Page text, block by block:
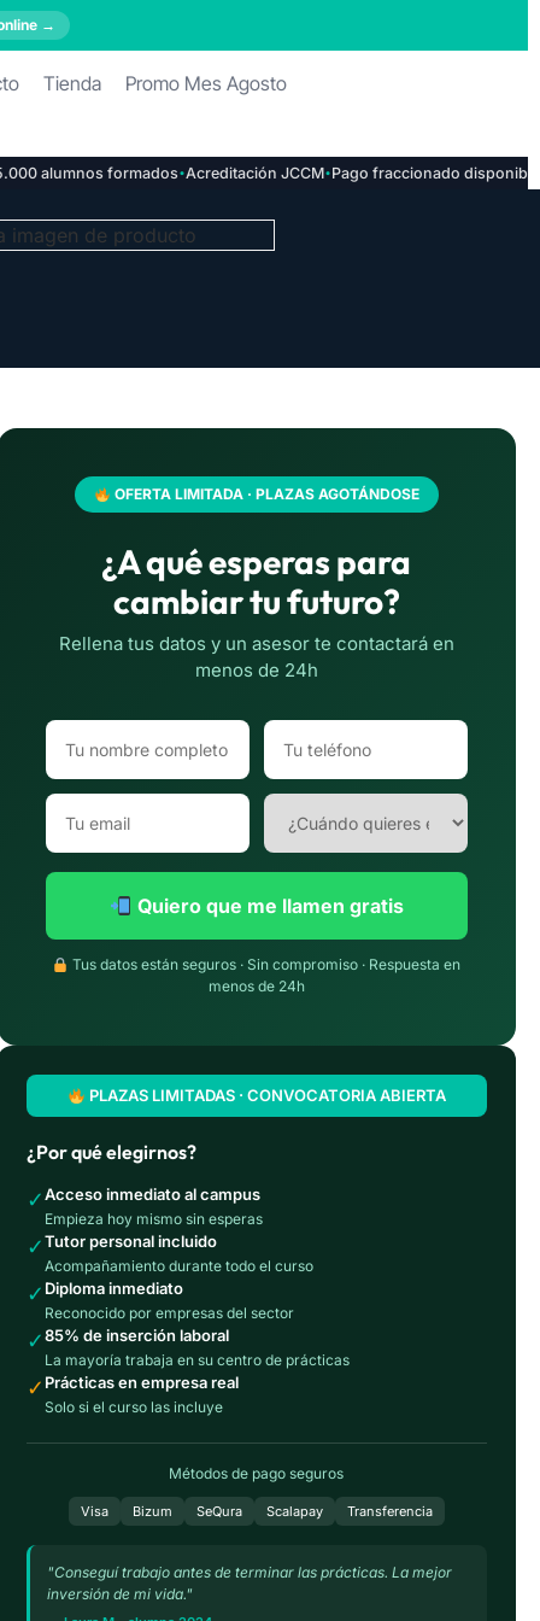
→
Tienda
Promo Mes Agosto
alumnos formados·Acreditación JCCM·Pago fraccionado disponible
OFERTA LIMITADA · PLAZAS AGOTÁNDOSE
¿A qué esperas para
cambiar tu futuro?
Rellena tus datos y un asesor te contactará en
menos de 24h
Quiero que me llamen gratis
Tus datos están seguros · Sin compromiso · Respuesta en
menos de 24h
PLAZAS LIMITADAS · CONVOCATORIA ABIERTA
¿Por qué elegirnos?
✓Acceso inmediato al campus
Empieza hoy mismo sin esperas
✓Tutor personal incluido
Acompañamiento durante todo el curso
✓ Diploma inmediato
Reconocido por empresas del sector
✓85% de inserción laboral
La mayoría trabaja en su centro de prácticas
✓ Prácticas en empresa real
Solo si el curso las incluye
Métodos de pago seguros
Visa Bizum SeQura Scalapay Transferencia
"Conseguí trabajo antes de terminar las prácticas. La mejor
inversión de mi vida."